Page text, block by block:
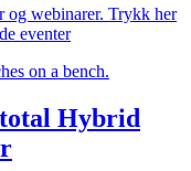
og webinarer. Trykk her
eventer
Hybrid